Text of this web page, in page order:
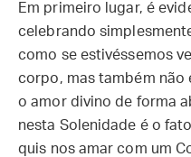
Em primeiro lugar, é
celebrando
como se estivéssemos
corpo, mas também não
o amor divino de forma
nesta Solenidade é o
quis nos amar com um